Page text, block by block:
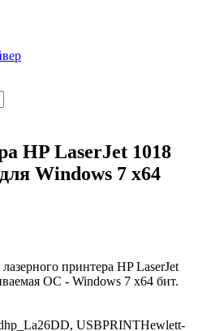
HP LaserJet 1018
Windows 7 x64
принтера HP LaserJet
ОС - Windows 7 x64 бит.
USBPRINTHewlett-